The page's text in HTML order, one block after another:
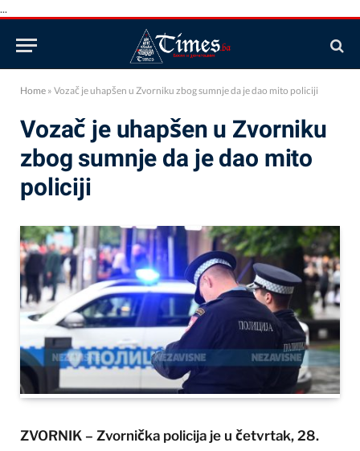
...
Home » Vozač je uhapšen u Zvorniku zbog sumnje da je dao mito policiji
Vozač je uhapšen u Zvorniku
zbog sumnje da je dao mito
policiji
ZVORNIK – Zvornička policija je u četvrtak, 28.